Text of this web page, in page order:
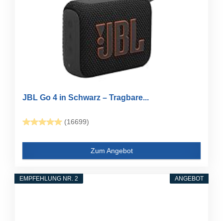
JBL Go 4 in Schwarz – Tragbare...
(16699)
Zum Angebot
ANGEBOT
EMPFEHLUNG NR. 2